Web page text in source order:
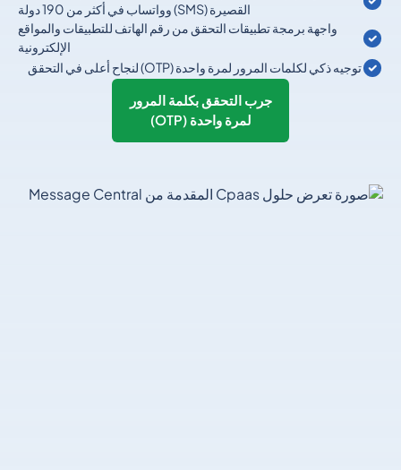
القصيرة (SMS) وواتساب في أكثر من 190 دولة
واجهة برمجة تطبيقات التحقق من رقم الهاتف للتطبيقات والمواقع
الإلكترونية
توجيه ذكي لكلمات المرور لمرة واحدة (OTP) لنجاح أعلى في التحقق
جرب التحقق بكلمة المرور
لمرة واحدة (OTP)